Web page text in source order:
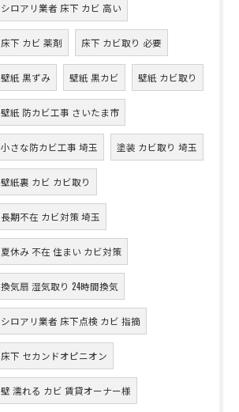
シロアリ業者 床下 カビ 高い
床下 カビ 薬剤 床下 カビ取り 必要
壁紙 黒ずみ 壁紙 黒カビ 壁紙 カビ取り
壁紙 防カビ工事 さいたま市
小さな防カビ工事 埼玉 塗装 カビ取り 埼玉
壁紙裏 カビ カビ取り
長期不在 カビ対策 埼玉
夏休み 不在 住まい カビ対策
換気扇 湿気取り 24時間換気
シロアリ業者 床下点検 カビ 指摘
床下 セカンドオピニオン
壁 濡れる カビ 賃貸オーナー様